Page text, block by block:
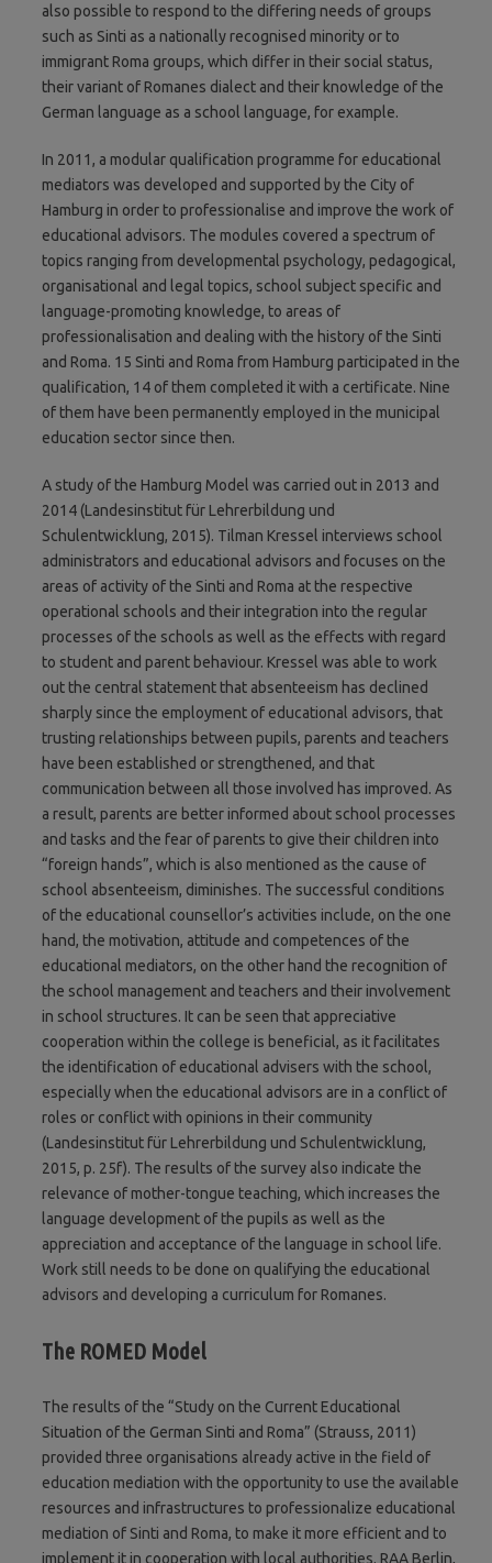
also possible to respond to the differing needs of groups
such as Sinti as a nationally recognised minority or to
immigrant Roma groups, which differ in their social status,
their variant of Romanes dialect and their knowledge of the
German language as a school language, for example.
In 2011, a modular qualification programme for educational
mediators was developed and supported by the City of
Hamburg in order to professionalise and improve the work of
educational advisors. The modules covered a spectrum of
topics ranging from developmental psychology, pedagogical,
organisational and legal topics, school subject specific and
language-promoting knowledge, to areas of
professionalisation and dealing with the history of the Sinti
and Roma. 15 Sinti and Roma from Hamburg participated in the
qualification, 14 of them completed it with a certificate. Nine
of them have been permanently employed in the municipal
education sector since then.
A study of the Hamburg Model was carried out in 2013 and
2014 (Landesinstitut für Lehrerbildung und
Schulentwicklung, 2015). Tilman Kressel interviews school
administrators and educational advisors and focuses on the
areas of activity of the Sinti and Roma at the respective
operational schools and their integration into the regular
processes of the schools as well as the effects with regard
to student and parent behaviour. Kressel was able to work
out the central statement that absenteeism has declined
sharply since the employment of educational advisors, that
trusting relationships between pupils, parents and teachers
have been established or strengthened, and that
communication between all those involved has improved. As
a result, parents are better informed about school processes
and tasks and the fear of parents to give their children into
“foreign hands”, which is also mentioned as the cause of
school absenteeism, diminishes. The successful conditions
of the educational counsellor’s activities include, on the one
hand, the motivation, attitude and competences of the
educational mediators, on the other hand the recognition of
the school management and teachers and their involvement
in school structures. It can be seen that appreciative
cooperation within the college is beneficial, as it facilitates
the identification of educational advisers with the school,
especially when the educational advisors are in a conflict of
roles or conflict with opinions in their community
(Landesinstitut für Lehrerbildung und Schulentwicklung,
2015, p. 25f). The results of the survey also indicate the
relevance of mother-tongue teaching, which increases the
language development of the pupils as well as the
appreciation and acceptance of the language in school life.
Work still needs to be done on qualifying the educational
advisors and developing a curriculum for Romanes.
The ROMED Model
The results of the “Study on the Current Educational
Situation of the German Sinti and Roma” (Strauss, 2011)
provided three organisations already active in the field of
education mediation with the opportunity to use the available
resources and infrastructures to professionalize educational
mediation of Sinti and Roma, to make it more efficient and to
implement it in cooperation with local authorities. RAA Berlin,